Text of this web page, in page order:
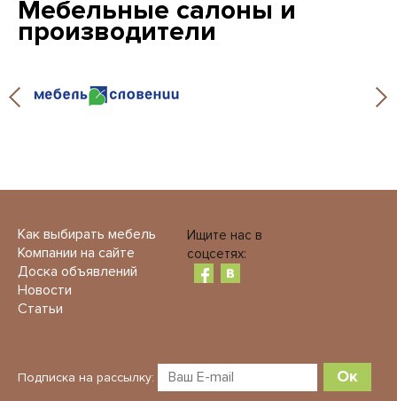
Мебельные салоны и
производители
Как выбирать мебель
Компании на сайте
Доска объявлений
Новости
Статьи
Ищите нас в
соцсетях:
Подписка на рассылку: Ок